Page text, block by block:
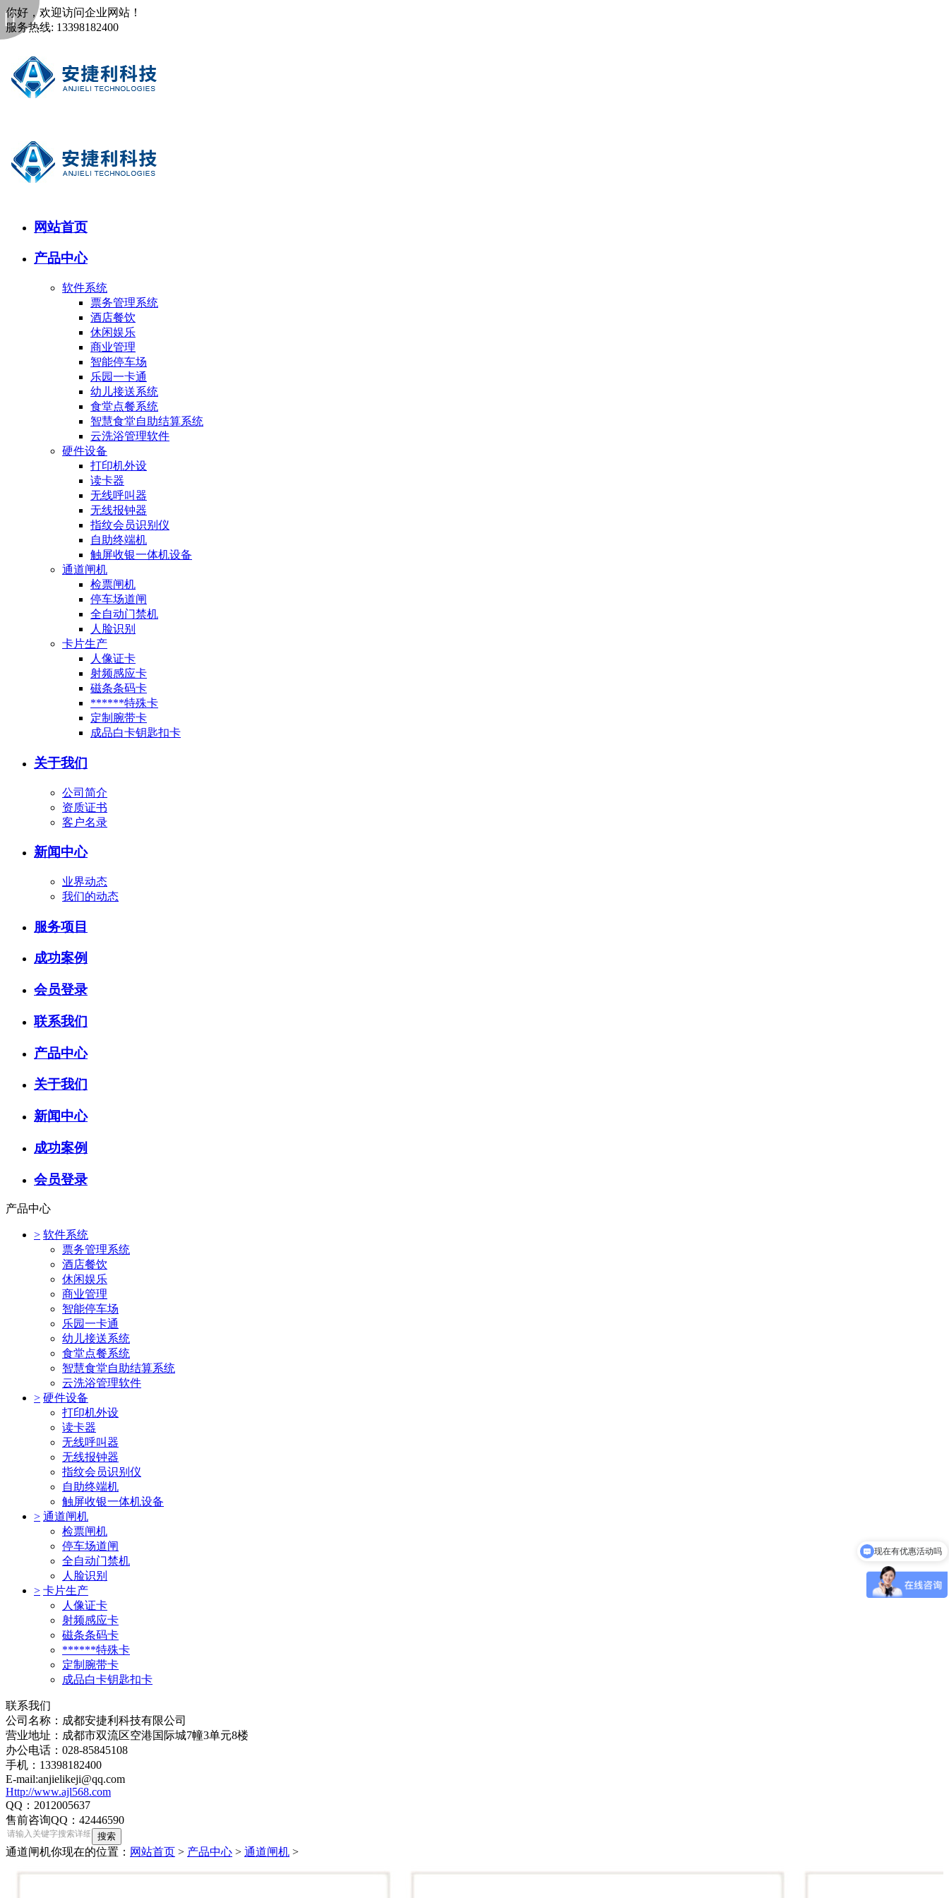
你好，欢迎访问企业网站！
服务热线: 13398182400
网站首页
产品中心
软件系统
票务管理系统
酒店餐饮
休闲娱乐
商业管理
智能停车场
乐园一卡通
幼儿接送系统
食堂点餐系统
智慧食堂自助结算系统
云洗浴管理软件
硬件设备
打印机外设
读卡器
无线呼叫器
无线报钟器
指纹会员识别仪
自助终端机
触屏收银一体机设备
通道闸机
检票闸机
停车场道闸
全自动门禁机
人脸识别
卡片生产
人像证卡
射频感应卡
磁条条码卡
******特殊卡
定制腕带卡
成品白卡钥匙扣卡
关于我们
公司简介
资质证书
客户名录
新闻中心
业界动态
我们的动态
服务项目
成功案例
会员登录
联系我们
产品中心
关于我们
新闻中心
成功案例
会员登录
产品中心
> 软件系统
票务管理系统
酒店餐饮
休闲娱乐
商业管理
智能停车场
乐园一卡通
幼儿接送系统
食堂点餐系统
智慧食堂自助结算系统
云洗浴管理软件
> 硬件设备
打印机外设
读卡器
无线呼叫器
无线报钟器
指纹会员识别仪
自助终端机
触屏收银一体机设备
> 通道闸机
检票闸机
停车场道闸
全自动门禁机
人脸识别
> 卡片生产
人像证卡
射频感应卡
磁条条码卡
******特殊卡
定制腕带卡
成品白卡钥匙扣卡
联系我们
公司名称：成都安捷利科技有限公司
营业地址：成都市双流区空港国际城7幢3单元8楼
办公电话：028-85845108
手机：13398182400
E-mail:anjielikeji@qq.com
Http://www.ajl568.com
QQ：2012005637
售前咨询QQ：42446590
通道闸机你现在的位置： 网站首页 > 产品中心 > 通道闸机 >
可以介绍下你们的产品么